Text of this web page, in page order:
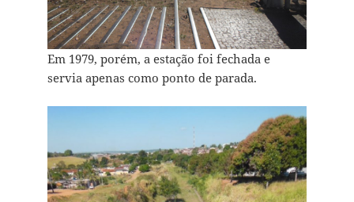
Em 1979, porém, a estação foi fechada e
servia apenas como ponto de parada.